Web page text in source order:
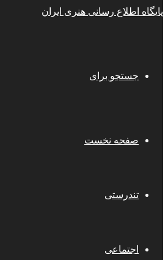
پایگاه اطلاع رسانی هنری ایران
جستجو برای
صفحه نخست
تندرستی
اجتماعی